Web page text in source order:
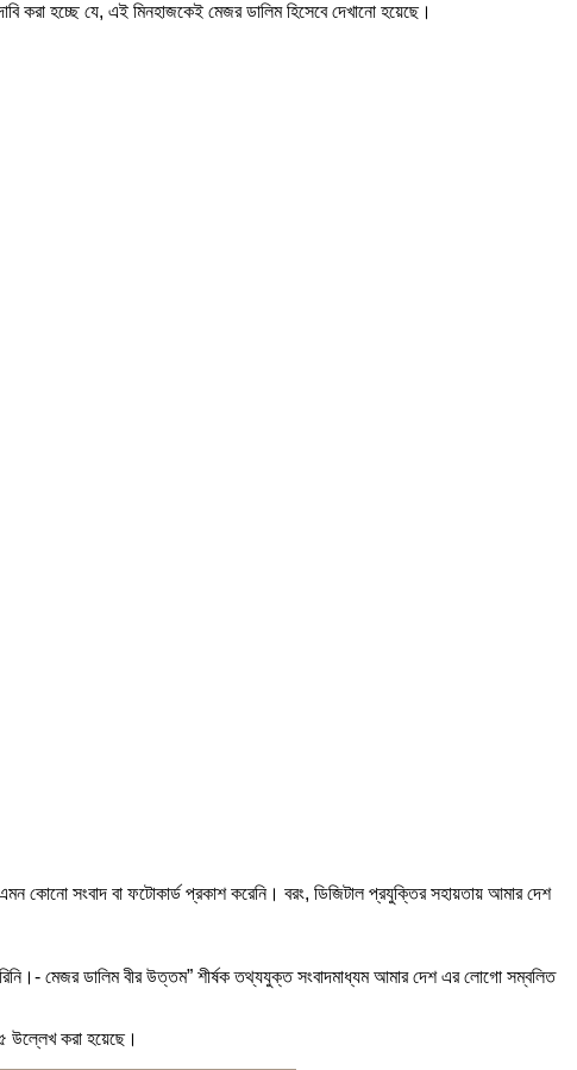
করা হচ্ছে যে, এই মিনহাজকেই মেজর ডালিম হিসেবে দেখানো হয়েছে।
কোনো সংবাদ বা ফটোকার্ড প্রকাশ করেনি। বরং, ডিজিটাল প্রযুক্তির সহায়তায় আমার দেশ
মেজর ডালিম বীর উত্তম” শীর্ষক তথ্যযুক্ত সংবাদমাধ্যম আমার দেশ এর লোগো সম্বলিত
উল্লেখ করা হয়েছে।